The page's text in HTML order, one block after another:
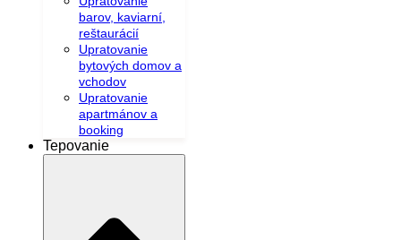
barov, kaviarní,
reštaurácií
Upratovanie
bytových domov a
vchodov
Upratovanie
apartmánov a
booking
Tepovanie